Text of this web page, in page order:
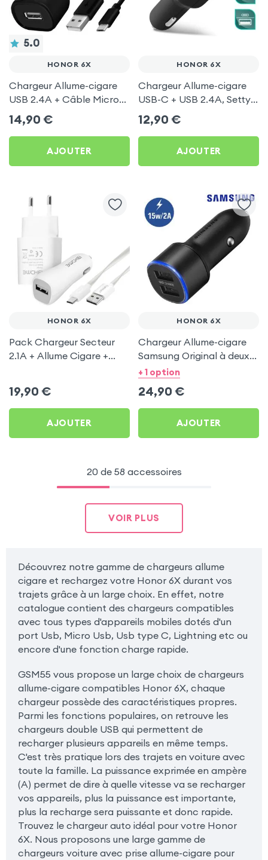
5.0
HONOR 6X
Chargeur Allume-cigare
USB 2.4A + Câble Micro-
USB 1m, Setty - Noir pour
Honor 6X
14,90 €
AJOUTER
HONOR 6X
Chargeur Allume-cigare
USB-C + USB 2.4A, Setty -
Noir pour Honor 6X
12,90 €
AJOUTER
HONOR 6X
Pack Chargeur Secteur
2.1A + Allume Cigare +
19,90 €
AJOUTER
HONOR 6X
Chargeur Allume-cigare
Samsung Original à deux
ports USB, charge rapide
+ 1 option
24,90 €
AJOUTER
20 de 58 accessoires
VOIR PLUS
Découvrez notre gamme de chargeurs allume
cigare et rechargez votre Honor 6X durant vos
trajets grâce à un large choix. En effet, notre
catalogue contient des chargeurs compatibles
avec tous types d'appareils mobiles dotés d'un
port Usb, Micro Usb, Usb type C, Lightning etc ou
encore d'une fonction charge rapide.
GSM55 vous propose un large choix de chargeurs
allume-cigare compatibles Honor 6X, chaque
chargeur possède des caractéristiques propres.
Parmi les fonctions populaires, on retrouve les
chargeurs double USB qui permettent de
recharger plusieurs appareils en même temps.
C'est très pratique lors des trajets en voiture avec
toute la famille. La puissance exprimée en ampère
(A) permet de dire à quelle vitesse va se recharger
vos appareils, plus la puissance est importante,
plus la recharge sera puissante et donc rapide.
Trouvez le chargeur auto idéal pour votre Honor
6X. Nous proposons une large gamme de
chargeurs voiture avec prise allume-cigare pour